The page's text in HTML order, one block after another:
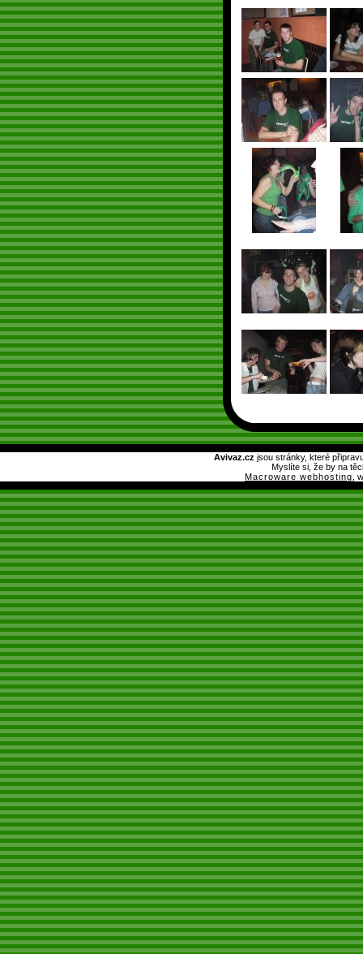
Avivaz.cz jsou stránky, které
Myslíte si, že by na
Macroware webhosting ,